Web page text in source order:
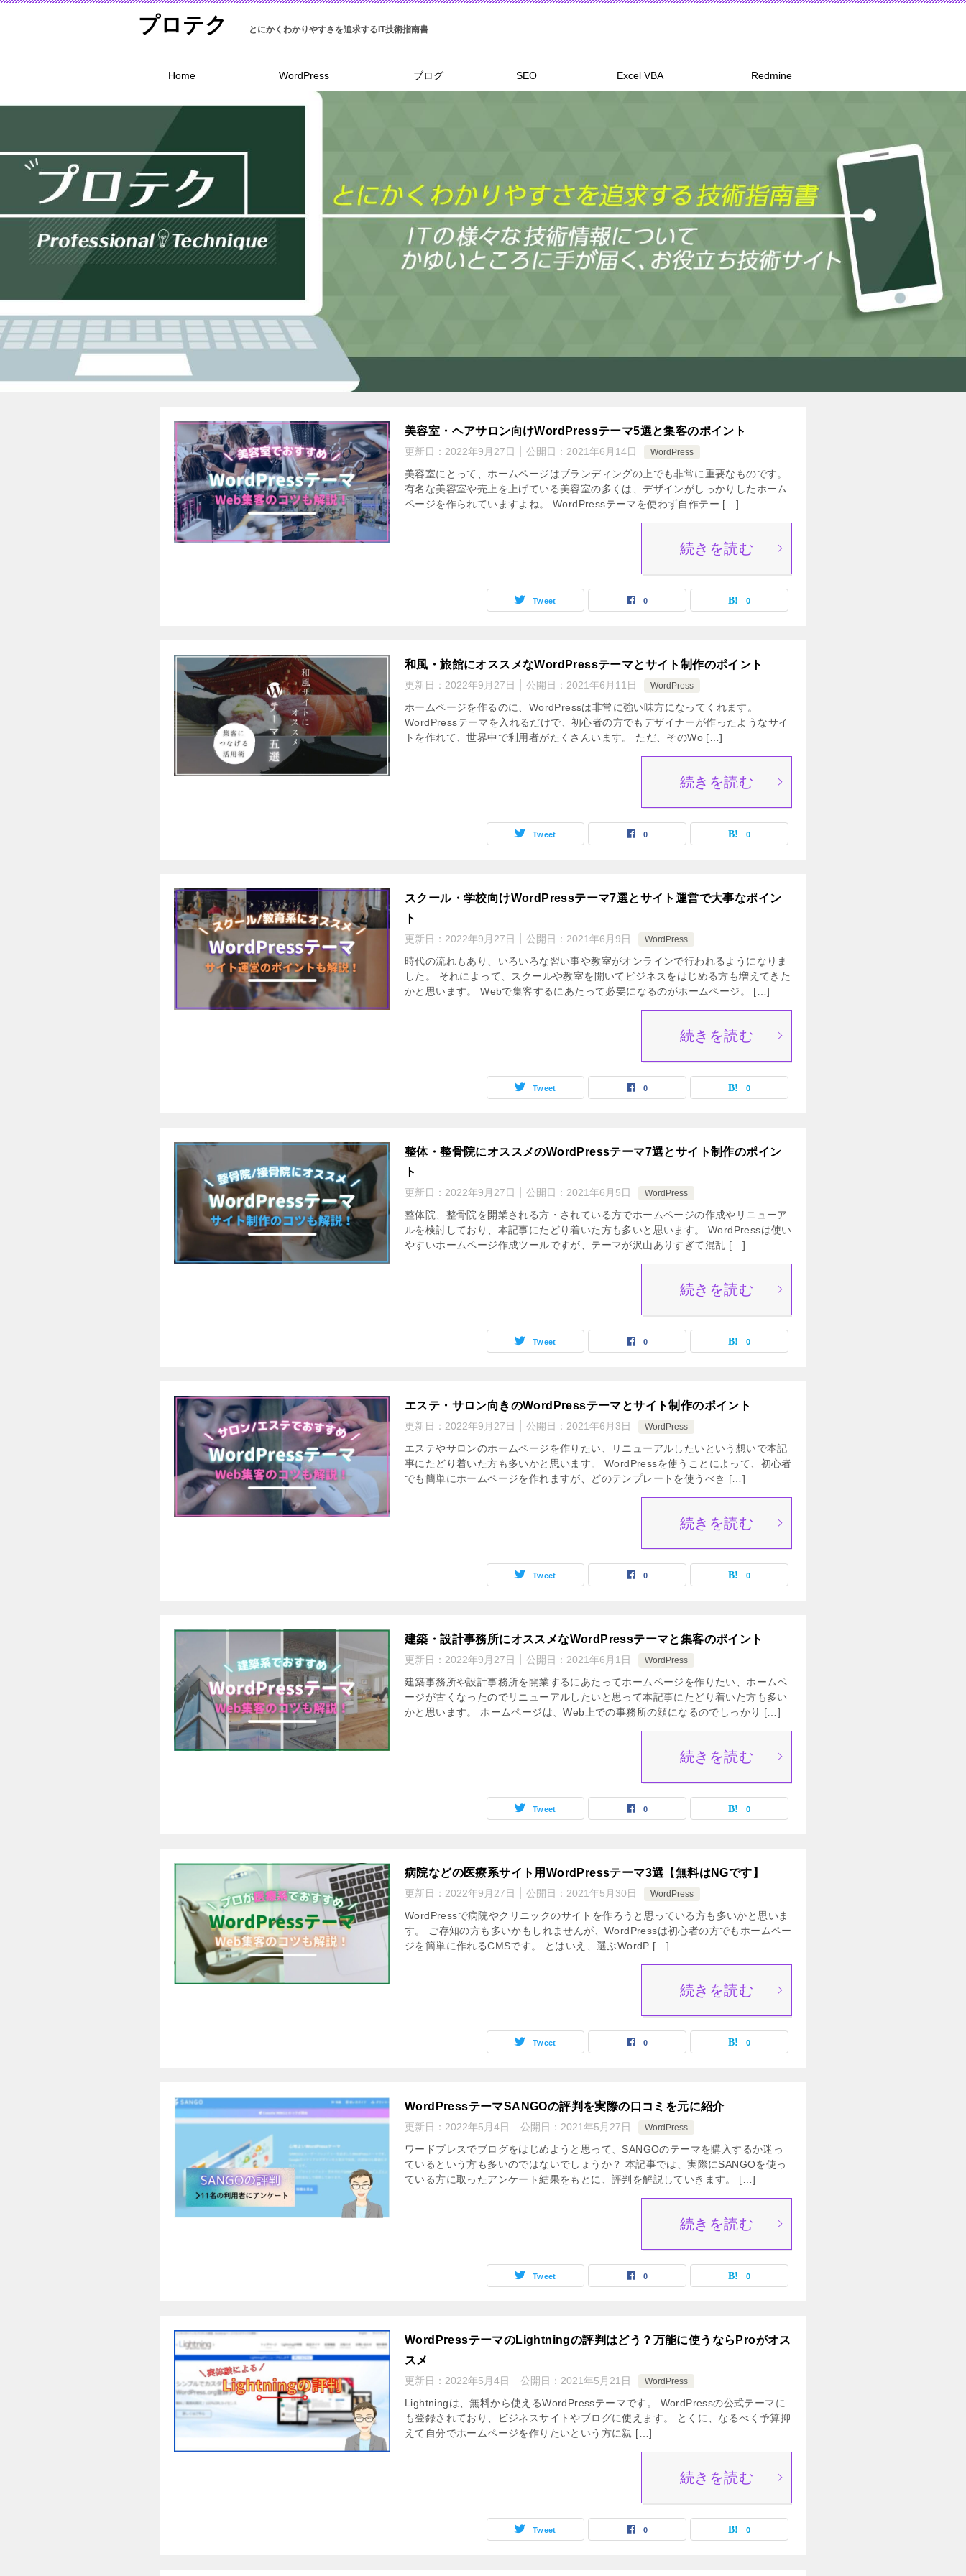
プロテク
Home WordPress ブログ SEO Excel VBA Redmine
美容室・ヘアサロン向けWordPressテーマ5選と集客のポイント
更新日： 2022年9月27日 公開日： 2021年6月14日 WordPress
美容室にとって、ホームページはブランディングの上でも非常に重要なものです。
有名な美容室や売上を上げている美容室の多くは、デザインがしっかりしたホーム
ページを作られていますよね。 WordPressテーマを使わず自作テー […]
続きを読む
Tweet 0 0
和風・旅館にオススメなWordPressテーマとサイト制作のポイント
更新日： 2022年9月27日 公開日： 2021年6月11日 WordPress
ホームページを作るのに、WordPressは非常に強い味方になってくれます。
WordPressテーマを入れるだけで、初心者の方でもデザイナーが作ったようなサイ
トを作れて、世界中で利用者がたくさんいます。 ただ、そのWo […]
続きを読む
Tweet 0 0
スクール・学校向けWordPressテーマ7選とサイト運営で大事なポイン
ト
更新日： 2022年9月27日 公開日： 2021年6月9日 WordPress
時代の流れもあり、いろいろな習い事や教室がオンラインで行われるようになりま
した。 それによって、スクールや教室を開いてビジネスをはじめる方も増えてきた
かと思います。 Webで集客するにあたって必要になるのがホームページ。 […]
続きを読む
Tweet 0 0
整体・整骨院にオススメのWordPressテーマ7選とサイト制作のポイン
ト
更新日： 2022年9月27日 公開日： 2021年6月5日 WordPress
整体院、整骨院を開業される方・されている方でホームページの作成やリニューア
ルを検討しており、本記事にたどり着いた方も多いと思います。 WordPressは使い
やすいホームページ作成ツールですが、テーマが沢山ありすぎて混乱 […]
続きを読む
Tweet 0 0
エステ・サロン向きのWordPressテーマとサイト制作のポイント
更新日： 2022年9月27日 公開日： 2021年6月3日 WordPress
エステやサロンのホームページを作りたい、リニューアルしたいという想いで本記
事にたどり着いた方も多いかと思います。 WordPressを使うことによって、初心者
でも簡単にホームページを作れますが、どのテンプレートを使うべき […]
続きを読む
Tweet 0 0
建築・設計事務所にオススメなWordPressテーマと集客のポイント
更新日： 2022年9月27日 公開日： 2021年6月1日 WordPress
建築事務所や設計事務所を開業するにあたってホームページを作りたい、ホームペ
ージが古くなったのでリニューアルしたいと思って本記事にたどり着いた方も多い
かと思います。 ホームページは、Web上での事務所の顔になるのでしっかり […]
続きを読む
Tweet 0 0
病院などの医療系サイト用WordPressテーマ3選【無料はNGです】
更新日： 2022年9月27日 公開日： 2021年5月30日 WordPress
WordPressで病院やクリニックのサイトを作ろうと思っている方も多いかと思いま
す。 ご存知の方も多いかもしれませんが、WordPressは初心者の方でもホームペー
ジを簡単に作れるCMSです。 とはいえ、選ぶWordP […]
続きを読む
Tweet 0 0
WordPressテーマSANGOの評判を実際の口コミを元に紹介
更新日： 2022年5月4日 公開日： 2021年5月27日 WordPress
ワードプレスでブログをはじめようと思って、SANGOのテーマを購入するか迷っ
ているという方も多いのではないでしょうか？ 本記事では、実際にSANGOを使っ
ている方に取ったアンケート結果をもとに、評判を解説していきます。 […]
続きを読む
Tweet 0 0
WordPressテーマのLightningの評判はどう？万能に使うならProがオス
スメ
更新日： 2022年5月4日 公開日： 2021年5月21日 WordPress
Lightningは、無料から使えるWordPressテーマです。 WordPressの公式テーマに
も登録されており、ビジネスサイトやブログに使えます。 とくに、なるべく予算抑
えて自分でホームページを作りたいという方に親 […]
続きを読む
Tweet 0 0